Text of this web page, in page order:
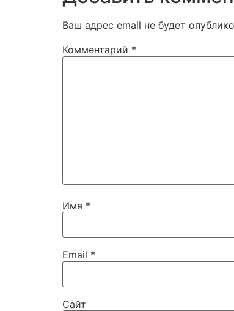
Ваш адрес email не будет
Комментарий *
Имя *
Email *
Сайт